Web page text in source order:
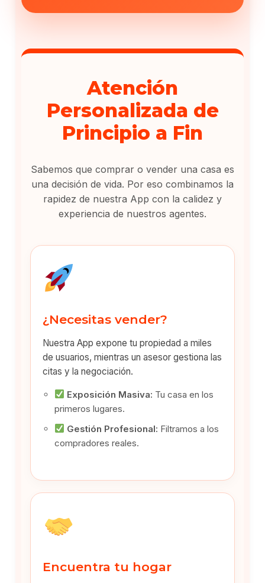
Atención
Personalizada de
Principio a Fin
Sabemos que comprar o vender una casa es
una decisión de vida. Por eso combinamos la
rapidez de nuestra App con la calidez y
experiencia de nuestros agentes.
¿Necesitas vender?
Nuestra App expone tu propiedad a miles
de usuarios, mientras un asesor gestiona las
citas y la negociación.
Exposición Masiva: Tu casa en los
primeros lugares.
Gestión Profesional: Filtramos a los
compradores reales.
Encuentra tu hogar